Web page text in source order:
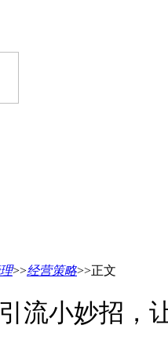
>>经营策略>>正文
流小妙招，